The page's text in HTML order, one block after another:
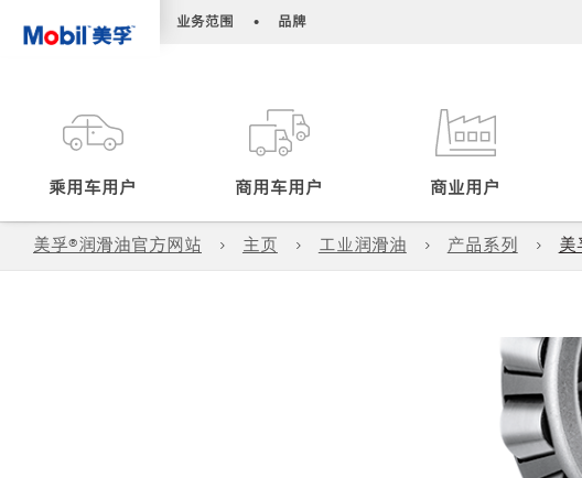
业务范围 • 品牌
乘用车用户 商用车用户 商业用户
美孚®润滑油官方网站 主页 工业润滑油 产品系列 美